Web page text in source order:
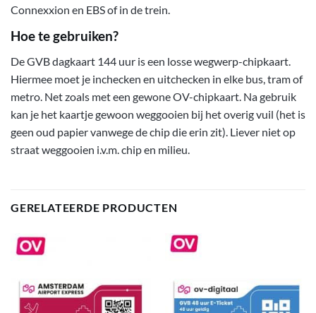
Connexxion en EBS of in de trein.
Hoe te gebruiken?
De GVB dagkaart 144 uur is een losse wegwerp-chipkaart.
Hiermee moet je inchecken en uitchecken in elke bus, tram of
metro. Net zoals met een gewone OV-chipkaart. Na gebruik
kan je het kaartje gewoon weggooien bij het overig vuil (het is
geen oud papier vanwege de chip die erin zit). Liever niet op
straat weggooien i.v.m. chip en milieu.
GERELATEERDE PRODUCTEN